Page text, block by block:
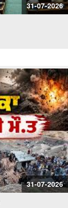
31-07-2026
31-07-2026